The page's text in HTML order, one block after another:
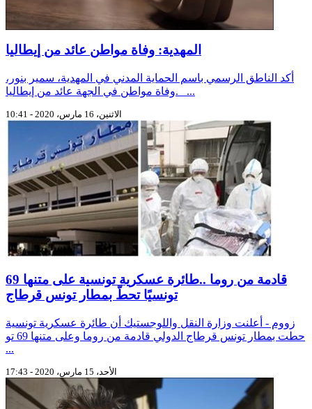
المهدية: وفاة مواطن عائد من إيطاليا
أكد الناطق الرسمي باسم الحماية المدني في المهدية، سمير بنور،
وفاة مواطن في الجهة عائد من إيطاليا. ...
الاثنين، 16 مارس، 2020 - 10:41
قادمة من روما ..طائرة عسكرية تونسية على متنها 69
تونسيًا تحطّ بمطار تونس قرطاج
زووم - أعلنت وزارة النقل واللوجستيك أن طائرة عسكرية تونسية
حطت بمطار تونس قرطاج الدولي قادمة من روما وعلى متنها 69 تو
...
الأحد، 15 مارس، 2020 - 17:43